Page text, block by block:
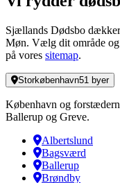
Sjællands Dødsbo
Møn. Vælg dit område
på vores sitemap.
Storkøbenhavn51 byer
København og
Ballerup og Greve.
Albertslund
Bagsværd
Ballerup
Brøndby